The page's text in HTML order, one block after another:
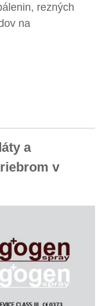
rezných
na
a
v